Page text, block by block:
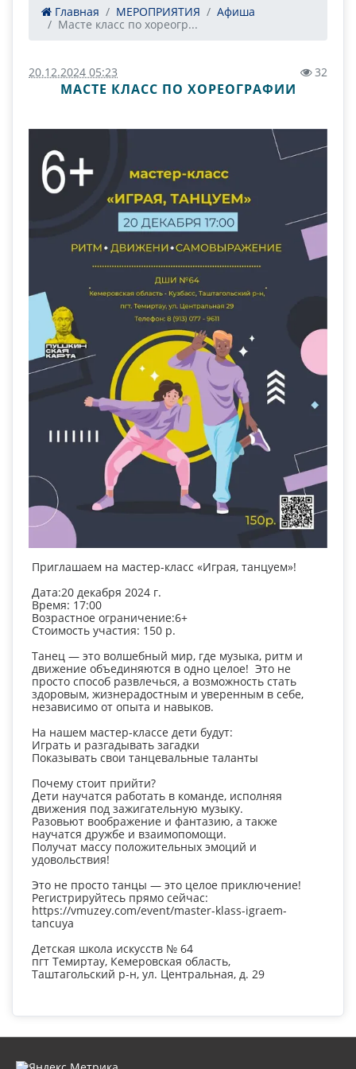
Главная МЕРОПРИЯТИЯ
Афиша
Масте класс по хореогр...
20.12.2024 05:23 32
МАСТЕ КЛАСС ПО ХОРЕОГРАФИИ
Приглашаем на мастер-класс «Играя, танцуем»!
Дата:20 декабря 2024 г.
Время: 17:00
Возрастное ограничение:6+
Стоимость участия: 150 р.
Танец — это волшебный мир, где музыка, ритм и
движение объединяются в одно целое! Это не
просто способ развлечься, а возможность стать
здоровым, жизнерадостным и уверенным в себе,
независимо от опыта и навыков.
На нашем мастер-классе дети будут:
Играть и разгадывать загадки
Показывать свои танцевальные таланты
Почему стоит прийти?
Дети научатся работать в команде, исполняя
движения под зажигательную музыку.
Разовьют воображение и фантазию, а также
научатся дружбе и взаимопомощи.
Получат массу положительных эмоций и
удовольствия!
Это не просто танцы — это целое приключение!
Регистрируйтесь прямо сейчас:
https://vmuzey.com/event/master-klass-igraem-
tancuya
Детская школа искусств № 64
пгт Темиртау, Кемеровская область,
Таштагольский р-н, ул. Центральная, д. 29